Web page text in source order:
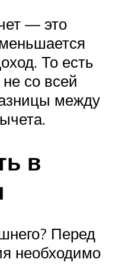
— это
То есть
со всей
между
в
Перед
необходимо